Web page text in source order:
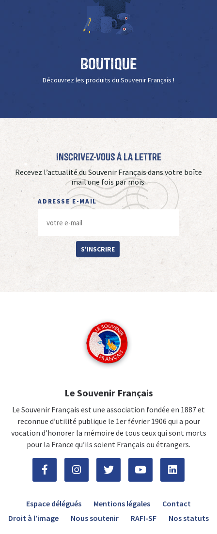
Boutique
Découvrez les produits du Souvenir Français !
Inscrivez-vous à La Lettre
Recevez l’actualité du Souvenir Français dans votre boîte
mail une fois par mois.
ADRESSE E-MAIL
S'INSCRIRE
Le Souvenir Français
Le Souvenir Français est une association fondée en 1887 et
reconnue d’utilité publique le 1er février 1906 qui a pour
vocation d'honorer la mémoire de tous ceux qui sont morts
pour la France qu’ils soient Français ou étrangers.
Espace délégués Mentions légales
Contact
Droit à l’image
Nous soutenir RAFI-SF Nos statuts